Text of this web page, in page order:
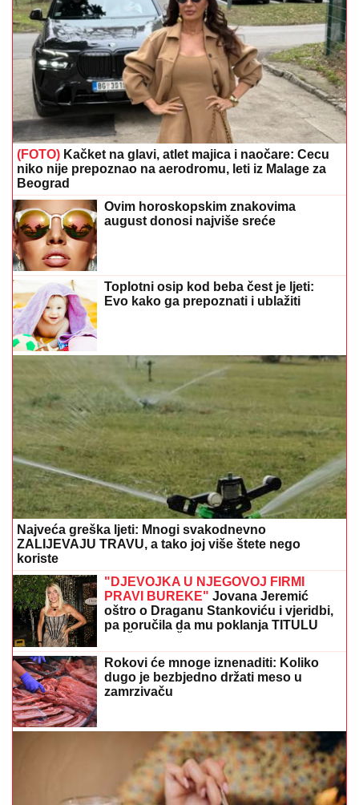
(FOTO) Kačket na glavi, atlet majica i naočare: Cecu
niko nije prepoznao na aerodromu, leti iz Malage za
Beograd
Ovim horoskopskim znakovima
august donosi najviše sreće
Toplotni osip kod beba čest je ljeti:
Evo kako ga prepoznati i ublažiti
Najveća greška ljeti: Mnogi svakodnevno
ZALIJEVAJU TRAVU, a tako joj više štete nego
koriste
"DJEVOJKA U NJEGOVOJ FIRMI
PRAVI BUREKE" Jovana Jeremić
oštro o Draganu Stankoviću i vjeridbi,
pa poručila da mu poklanja TITULU
Rokovi će mnoge iznenaditi: Koliko
dugo je bezbjedno držati meso u
zamrzivaču